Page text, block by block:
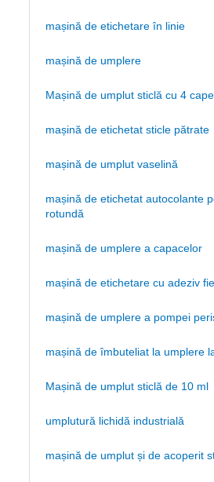
mașină de etichetare în linie
mașină de umplere
Mașină de umplut sticlă cu 4
mașină de etichetat sticle pătrate
mașină de umplut vaselină
mașină de etichetat autocolante
rotundă
mașină de umplere a capacelor
mașină de etichetare cu adeziv
mașină de umplere a pompei
mașină de îmbuteliat la umplere
Mașină de umplut sticlă de 10 ml
umplutură lichidă industrială
mașină de umplut și de acoperit